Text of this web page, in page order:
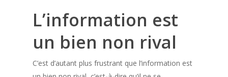
L’information est
un bien non rival
C’est d’autant plus frustrant que l’information est